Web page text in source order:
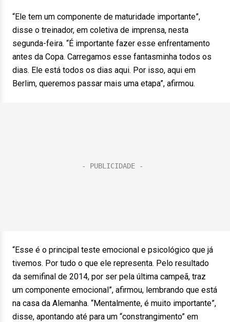
“Ele tem um componente de maturidade importante”,
disse o treinador, em coletiva de imprensa, nesta
segunda-feira. “É importante fazer esse enfrentamento
antes da Copa. Carregamos esse fantasminha todos os
dias. Ele está todos os dias aqui. Por isso, aqui em
Berlim, queremos passar mais uma etapa”, afirmou.
“Esse é o principal teste emocional e psicológico que já
tivemos. Por tudo o que ele representa. Pelo resultado
da semifinal de 2014, por ser pela última campeã, traz
um componente emocional”, afirmou, lembrando que está
na casa da Alemanha. “Mentalmente, é muito importante”,
disse, apontando até para um “constrangimento” em